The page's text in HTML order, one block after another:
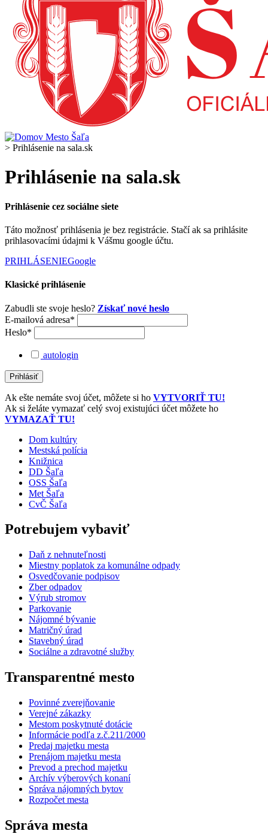
> Prihlásenie na sala.sk
Prihlásenie na sala.sk
Prihlásenie cez sociálne siete
Táto možnosť prihlásenia je bez registrácie. Stačí ak sa prihlásite
prihlasovacími údajmi k Vášmu google účtu.
PRIHLÁSENIEGoogle
Klasické prihlásenie
Zabudli ste svoje heslo? Získať nové heslo
E-mailová adresa*
Heslo*
autologin
Ak ešte nemáte svoj účet, môžete si ho VYTVORIŤ TU!
Ak si želáte vymazať celý svoj existujúci účet môžete ho
VYMAZAŤ TU!
Dom kultúry
Mestská polícia
Knižnica
DD Šaľa
OSS Šaľa
Met Šaľa
CvČ Šaľa
Potrebujem vybaviť
Daň z nehnuteľnosti
Miestny poplatok za komunálne odpady
Osvedčovanie podpisov
Zber odpadov
Výrub stromov
Parkovanie
Nájomné bývanie
Matričný úrad
Stavebný úrad
Sociálne a zdravotné služby
Transparentné mesto
Povinné zverejňovanie
Verejné zákazky
Mestom poskytnuté dotácie
Informácie podľa z.č.211/2000
Predaj majetku mesta
Prenájom majetku mesta
Prevod a prechod majetku
Archív výberových konaní
Správa nájomných bytov
Rozpočet mesta
Správa mesta